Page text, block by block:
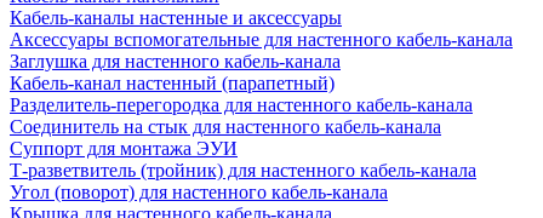
Кабель-каналы настенные и аксессуары
Аксессуары вспомогательные для настенного кабель-канала
Заглушка для настенного кабель-канала
Кабель-канал настенный (парапетный)
Разделитель-перегородка для настенного кабель-канала
Соединитель на стык для настенного кабель-канала
Суппорт для монтажа ЭУИ
Т-разветвитель (тройник) для настенного кабель-канала
Угол (поворот) для настенного кабель-канала
Крышка для настенного кабель-канала